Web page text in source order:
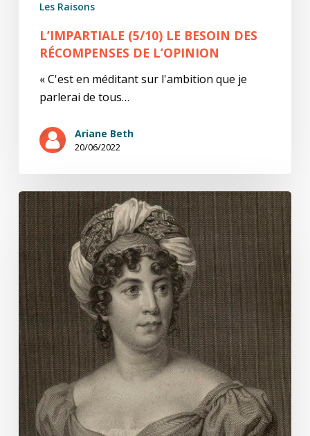
Les Raisons
L’IMPARTIALE (5/10) LE BESOIN DES
RÉCOMPENSES DE L’OPINION
« C'est en méditant sur l'ambition que je
parlerai de tous…
Ariane Beth
20/06/2022
L’impartiale
(4/10)
Le
moins
d’égoïsme